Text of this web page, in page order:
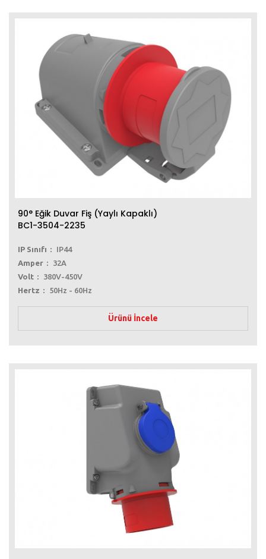
90° Eğik Duvar Fiş (Yaylı Kapaklı)
BC1-3504-2235
IP Sınıfı
IP44
Amper
32A
Volt
380V-450V
Hertz
50Hz - 60Hz
Ürünü İncele